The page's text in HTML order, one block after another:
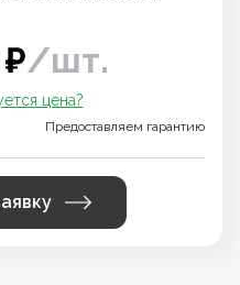
₽/шт.
цена?
Предоставляем гарантию